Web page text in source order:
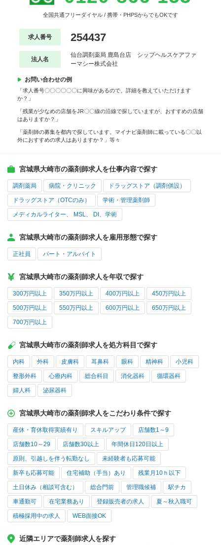
全国共通フリーダイヤル / 携帯・PHPSからでもOKです
求人番号 254437
法人名
仙台調剤薬局 鹿島台店 シップヘルスケアファ
ーマシー株式会社
お問い合わせの例
「求人番号〇〇〇〇〇〇に興味があるので、詳細を教えていただけます
か？」
「残業が少なめの店舗をJR〇〇線の沿線で探していますが、おすすめの店舗
はありますか？」
「薬剤師の募集を都内で探しています。マイナビ薬剤師に載っている〇〇以
外におすすめの求人はありますか？」等々
宮城県大崎市の薬剤師求人を仕事内容で探す
調剤薬局 病院・クリニック ドラッグストア（調剤併設）
ドラッグストア（OTCのみ） 学術・管理薬剤師
メディカルライター、 MSL、 DI、学術
宮城県大崎市の薬剤師求人を雇用形態で探す
正社員 パート・アルバイト
宮城県大崎市の薬剤師求人を年収で探す
300万円以上 350万円以上 400万円以上 450万円以上
500万円以上 550万円以上 600万円以上 650万円以上
700万円以上
宮城県大崎市の薬剤師求人を処方科目で探す
内科 外科 皮膚科 耳鼻科 眼科 精神科 小児科
整形外科 心療内科 総合科目 消化器科 循環器科
婦人科 泌尿器科
宮城県大崎市の薬剤師求人をこだわり条件で探す
産休・育休取得実績有り スキルアップ 店舗数1～9
店舗数10～29 店舗数30以上 年間休日120日以上
原則、引越しを伴う転勤なし 未経験者も応募可能
新卒も応募可能 住宅補助（手当）あり 残業月10ｈ以下
土日休み（相談可含む） 総合門前 管理職候補 駅チカ
車通勤可 在宅業務あり 登録販売者の求人 夏～秋入職可
積極採用中の求人 WEB面接OK
近隣エリアで薬剤師求人を探す